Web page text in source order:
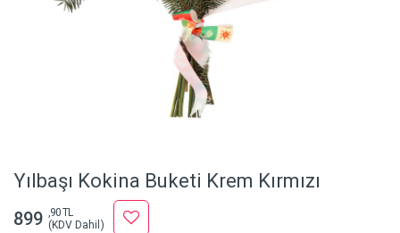
Yılbaşı Kokina Buketi Krem Kırmızı
899 ,90 TL
(KDV Dahil)